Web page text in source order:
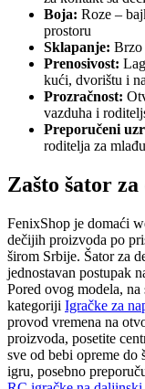
Boja: Roze –
prostoru
Sklapanje: Brzo
Prenosivost:
kući, dvorištu i
Prozračnost:
vazduha i
Preporučeni
roditelja za
Zašto šator
FenixShop je domaći
dečijih proizvoda po
širom Srbije. Šator za
jednostavan postupak
Pored ovog modela,
kategoriji Igračke za
provod vremena na
proizvoda, posetite
sve od bebi opreme do
igru, posebno